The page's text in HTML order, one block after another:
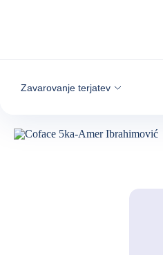
Zavarovanje terjatev